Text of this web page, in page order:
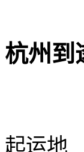
杭州到
起运地